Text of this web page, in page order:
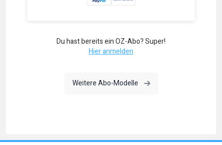
Du hast bereits ein OZ-Abo? Super!
Hier anmelden
Weitere Abo-Modelle